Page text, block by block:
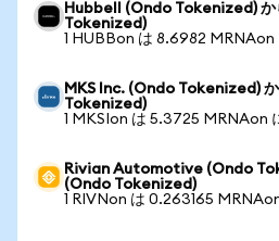
Hubbell (Ondo Tokenized)
Tokenized)
1 HUBBon は 8.6982 MRNAon
MKS Inc. (Ondo Tokenized)
Tokenized)
1 MKSIon は 5.3725 MRNAon
Rivian Automotive (Ondo
(Ondo Tokenized)
1 RIVNon は 0.263165